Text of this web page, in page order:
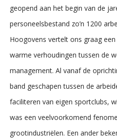
geopend aan het begin van de
personeelsbestand zo’n 1200
Hoogovens vertelt ons graag
warme verhoudingen tussen de
management. Al vanaf de
band geschapen tussen de
faciliteren van eigen sportclubs,
was een veelvoorkomend
grootindustriëlen. Een ander